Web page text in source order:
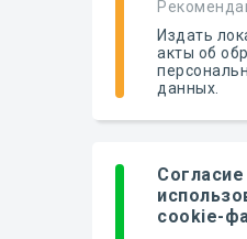
Издать
акты об
данных.
Согласие
cookie-